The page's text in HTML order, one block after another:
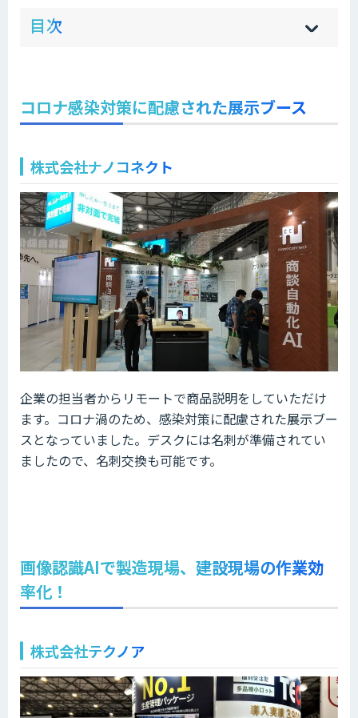
目次 hi
]
sh
]
コロナ感染対策に配慮された展示ブース
株式会社ナノコネクト
企業の担当者からリモートで商品説明をしていただけ
ます。コロナ渦のため、感染対策に配慮された展示ブー
スとなっていました。デスクには名刺が準備されてい
ましたので、名刺交換も可能です。
画像認識AIで製造現場、建設現場の作業効
率化！
株式会社テクノア